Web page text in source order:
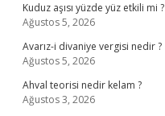
Kuduz aşısı yüzde yüz etkili mi ?
Ağustos 5, 2026
Avarız-i divaniye vergisi nedir ?
Ağustos 5, 2026
Ahval teorisi nedir kelam ?
Ağustos 3, 2026